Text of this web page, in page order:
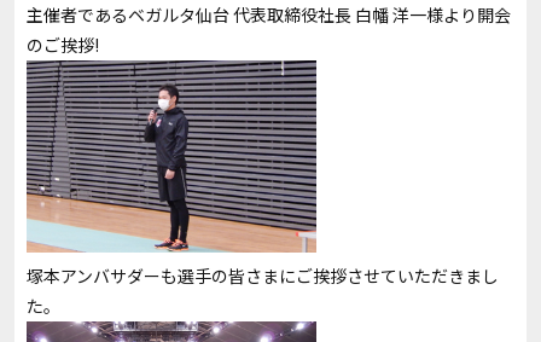
主催者であるベガルタ仙台 代表取締役社長 白幡 洋一様より開会
のご挨拶!
塚本アンバサダーも選手の皆さまにご挨拶させていただきまし
た。